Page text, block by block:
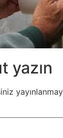
yazın